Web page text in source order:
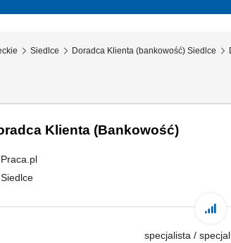
Siedlce Doradca Klienta (bankowość) Siedlce
Klienta (Bankowość)
Praca.pl
Siedlce
specjalista /